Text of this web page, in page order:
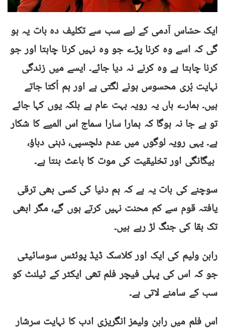
ایک حسّاس آدمی کے لیے سب سے تکلیف دہ بات یہ ہو
گی کہ اسے وہ کرنا پڑے جو وہ نہیں کرنا چاہتا اور جو
کرنا چاہتا ہے وہ کرنے نہ دیا جائے۔ ایسے میں زندگی
نہایت بُری محسوس ہونے لگتی ہے اور ہم اُکتا جاتے
ہیں۔ ہمارے ہاں یہ رویہ بہت عام ہے بلکہ یوں کہا جائے
تو بے جا نہ ہوگا کہ ہمارا سارا سماج اس المیے کا شکار
ہے۔ یہی رویہ لوگوں میں عدم دلچسپی، ذہنی دباؤ،
بیگانگی اور تخلیقیت کی موت کا باعث بنتا ہے۔
سوچنے کی بات یہ ہے کہ ہم دنیا کی کسی بھی ترقی
یافتہ قوم سے کم محنت نہیں کرتے ہوں گے، مگر ابھی
تک بقا کی جنگ لڑ رہے ہیں۔
رابن ولیم کی ایک اور کلاسک ڈیڈ پوئٹس سوسائیٹی
جو کہ اس کی پہلی فیچر فلم تھی ایکٹر کے ٹیلنٹ کو
سب کے سامنے لاتی ہے۔
اس فلم میں رابن ولیمز انگریزی ادب کا نہایت سرشار